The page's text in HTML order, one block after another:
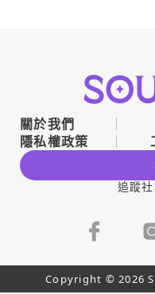
關於我們
隱私權政策
追蹤
Copyright © 2026